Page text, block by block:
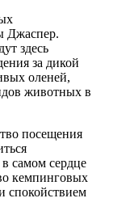
Джаспер.
здесь
за дикой
оленей,
животных в
посещения
самом сердце
кемпинговых
спокойствием